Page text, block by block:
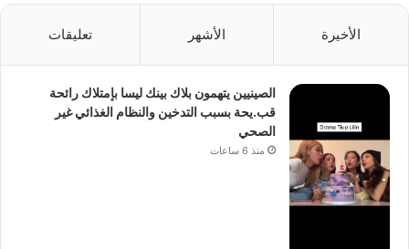
الأخيرة الأشهر تعليقات
الصينيين يتهمون بلاك بينك ليسا بإمتلاك رائحة
قب.يحة بسبب التدخين والنظام الغذائي غير
الصحي
منذ 6 ساعات